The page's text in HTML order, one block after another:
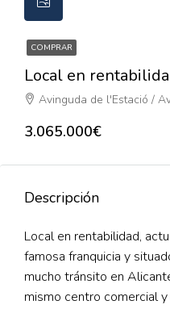
COMPRAR
Local en
Avinguda de l'Estació / Avenida de la Estación, Nostra Senyora de Gràcia,
3.065.000€
Descripción
Local en rentabilidad,
famosa franquicia y
mucho tránsito en
mismo centro comercial